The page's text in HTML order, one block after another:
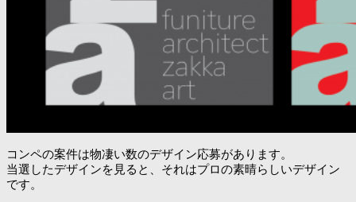
コンペの案件は物凄い数のデザイン応募があります。
当選したデザインを見ると、それはプロの素晴らしいデザイン
です。